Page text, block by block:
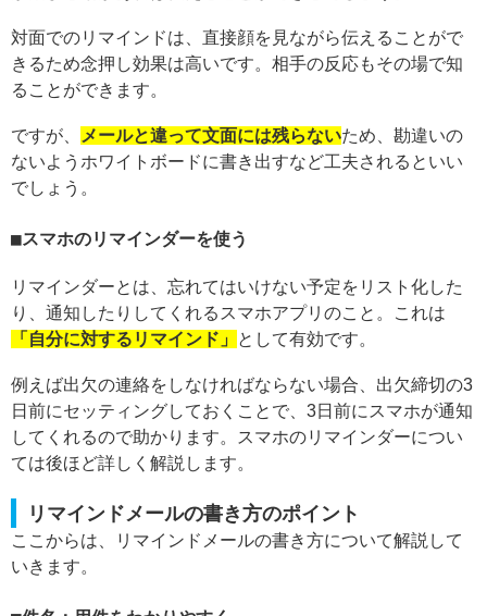
対面でのリマインドは、直接顔を見ながら伝えることがで
きるため念押し効果は高いです。相手の反応もその場で知
ることができます。
ですが、 メールと違って文面には残らないため、勘違いの
ないようホワイトボードに書き出すなど工夫されるといい
でしょう。
スマホのリマインダーを使う
リマインダーとは、忘れてはいけない予定をリスト化した
り、通知したりしてくれるスマホアプリのこと。これは
「自分に対するリマインド」
として有効です。
例えば出欠の連絡をしなければならない場合、出欠締切の3
日前にセッティングしておくことで、3日前にスマホが通知
してくれるので助かります。スマホのリマインダーについ
ては後ほど詳しく解説します。
リマインドメールの書き方のポイント
ここからは、リマインドメールの書き方について解説して
いきます。